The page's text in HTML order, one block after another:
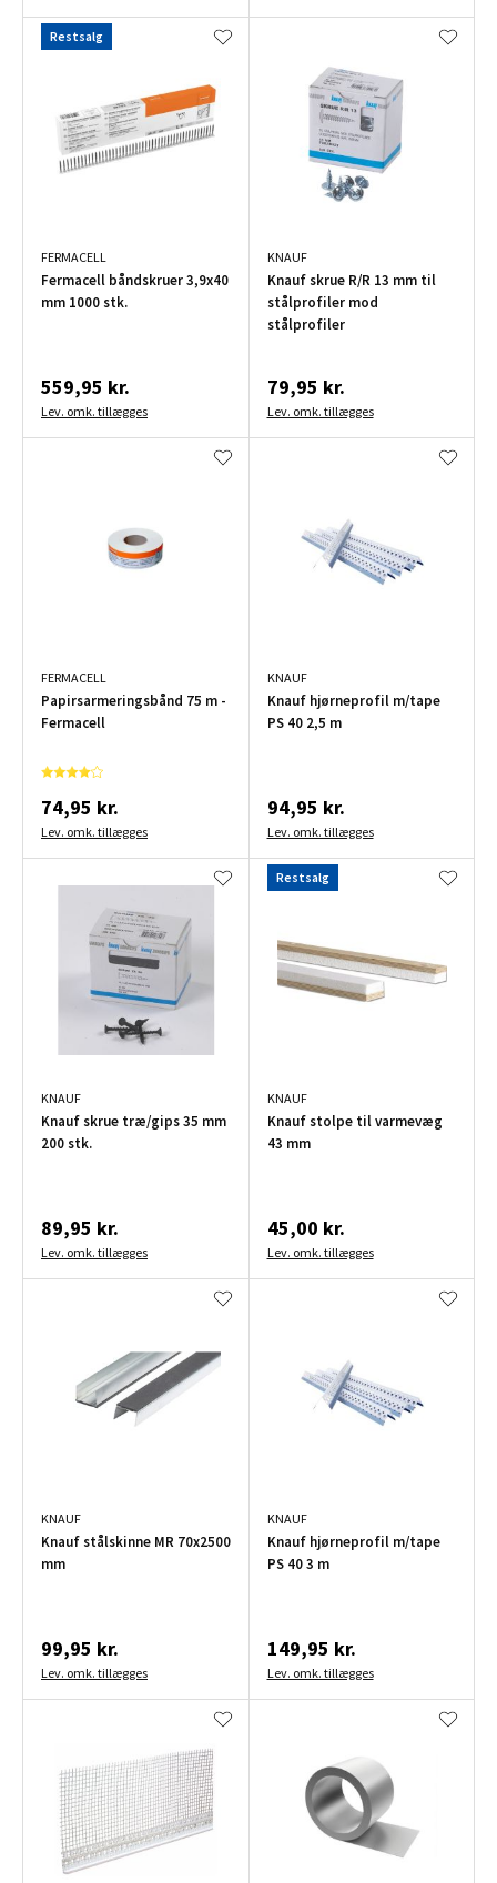
Restsalg
FERMACELL
Fermacell båndskruer 3,9x40
mm 1000 stk.
559,95 kr.
Lev. omk. tillægges
KNAUF
Knauf skrue R/R 13 mm til
stålprofiler mod
stålprofiler
79,95 kr.
Lev. omk. tillægges
FERMACELL
Papirsarmeringsbånd 75 m -
Fermacell
74,95 kr.
Lev. omk. tillægges
KNAUF
Knauf hjørneprofil m/tape
PS 40 2,5 m
94,95 kr.
Lev. omk. tillægges
KNAUF
Knauf skrue træ/gips 35 mm
200 stk.
89,95 kr.
Lev. omk. tillægges
Restsalg
KNAUF
Knauf stolpe til varmevæg
43 mm
45,00 kr.
Lev. omk. tillægges
KNAUF
Knauf stålskinne MR 70x2500
mm
99,95 kr.
Lev. omk. tillægges
KNAUF
Knauf hjørneprofil m/tape
PS 40 3 m
149,95 kr.
Lev. omk. tillægges